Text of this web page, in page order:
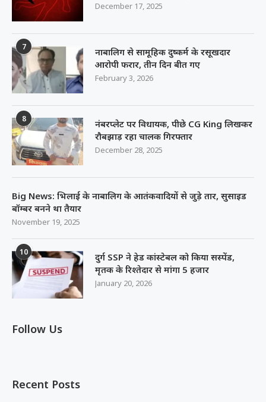
December 17, 2025
7
नाबालिग से सामूहिक दुष्कर्म के रसूखदार
आरोपी फरार, तीन दिन बीत गए
February 3, 2026
8
नंबरप्लेट पर विधायक, पीछे CG King लिखकर
रौबझाड़ रहा चालक गिरफ्तार
December 28, 2025
Big News: भिलाई के नाबालिग के आतंकवादियों से जुड़े तार, सुसाइड
बॉम्बर बनने था तैयार
November 19, 2025
10
दुर्ग SSP ने हेड कांस्टेबल को किया सस्पेंड,
मृतक के रिश्तेदार से मांगा 5 हजार
January 20, 2026
Follow Us
Recent Posts